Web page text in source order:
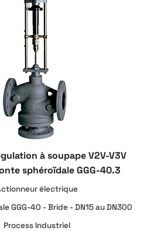
à soupape V2V-V3V
sphéroïdale GGG-40.3
électrique
GGG-40 - Bride - DN15 au DN300
Process Industriel